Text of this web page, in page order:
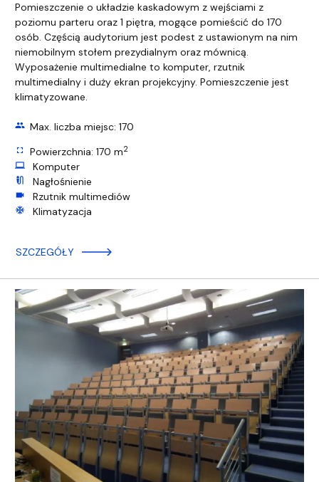
Pomieszczenie o układzie kaskadowym z wejściami z
poziomu parteru oraz 1 piętra, mogące pomieścić do 170
osób. Częścią audytorium jest podest z ustawionym na nim
niemobilnym stołem prezydialnym oraz mównicą.
Wyposażenie multimedialne to komputer, rzutnik
multimedialny i duży ekran projekcyjny. Pomieszczenie jest
klimatyzowane.
group Max. liczba miejsc: 170
fullscreen Powierzchnia: 170 m2
computer
Komputer
mic_external_on Nagłośnienie
videocam Rzutnik multimediów
ac_unit Klimatyzacja
SZCZEGÓŁY